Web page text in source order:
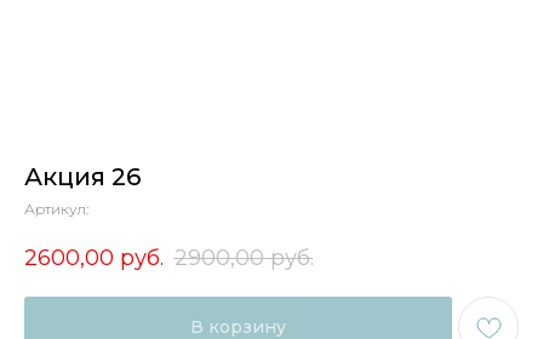
Акция 26
Артикул:
2600,00 руб. 2900,00 руб.
В корзину